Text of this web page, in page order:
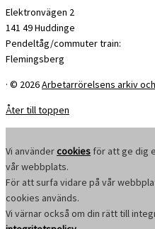
Elektronvägen 2
141 49 Huddinge
Pendeltåg/commuter train:
Flemingsberg
· © 2026Arbetarrörelsens arkiv
Åter till toppen
Vi användercookies för att ge dig
vår webbplats.
För att surfa vidare på vår
cookies används.
Vi värnar också om din rätt till